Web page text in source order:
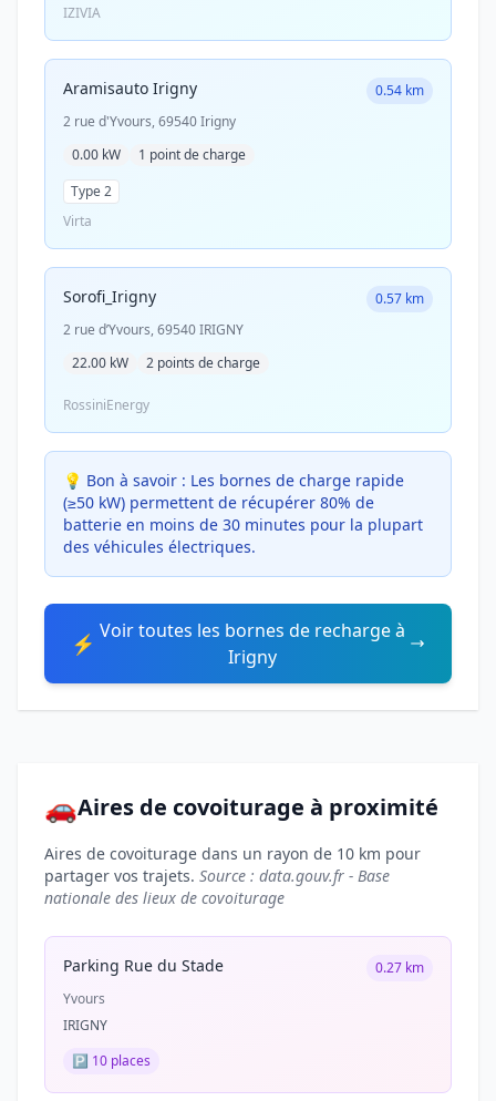
IZIVIA
Aramisauto Irigny
0.54 km
2 rue d'Yvours, 69540 Irigny
0.00 kW
1 point de charge
Type 2
Virta
Sorofi_Irigny
0.57 km
2 rue d’Yvours, 69540 IRIGNY
22.00 kW
2 points de charge
RossiniEnergy
💡 Bon à savoir : Les bornes de charge rapide
(≥50 kW) permettent de récupérer 80% de
batterie en moins de 30 minutes pour la plupart
des véhicules électriques.
⚡ Voir toutes les bornes de recharge à
Irigny
🚗Aires de covoiturage à proximité
Aires de covoiturage dans un rayon de 10 km pour
partager vos trajets. Source : data.gouv.fr - Base
nationale des lieux de covoiturage
Parking Rue du Stade
0.27 km
Yvours
IRIGNY
🅿️ 10 places